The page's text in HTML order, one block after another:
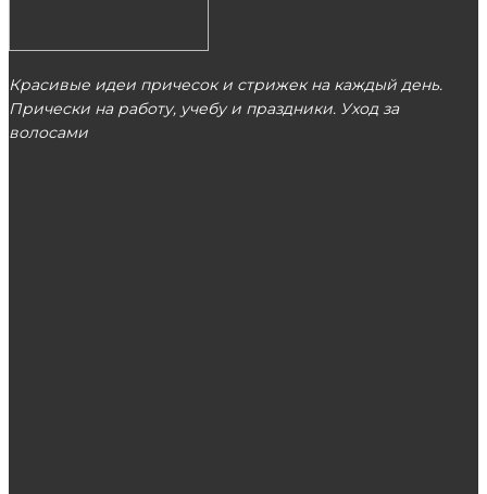
Красивые идеи причесок и стрижек на каждый день.
Прически на работу, учебу и праздники. Уход за
волосами